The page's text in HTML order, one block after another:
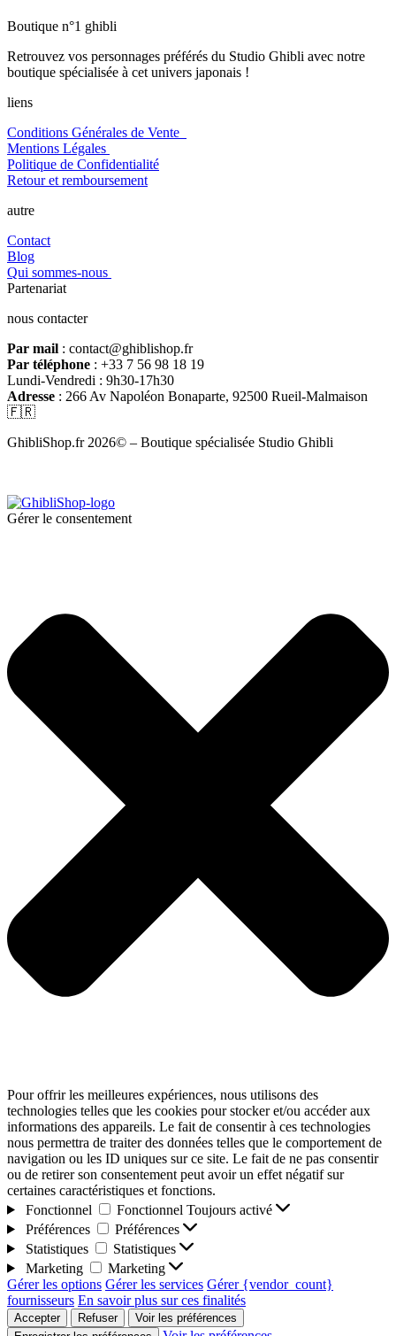
Boutique n°1 ghibli
Retrouvez vos personnages préférés du Studio Ghibli avec notre
boutique spécialisée à cet univers japonais !
liens
Conditions Générales de Vente
Mentions Légales
Politique de Confidentialité
Retour et remboursement
autre
Contact
Blog
Qui sommes-nous
Partenariat
nous contacter
Par mail : contact@ghiblishop.fr
Par téléphone : +33 7 56 98 18 19
Lundi-Vendredi : 9h30-17h30
Adresse : 266 Av Napoléon Bonaparte, 92500 Rueil-Malmaison
🇫🇷
GhibliShop.fr 2026© – Boutique spécialisée Studio Ghibli
Gérer le consentement
Pour offrir les meilleures expériences, nous utilisons des
technologies telles que les cookies pour stocker et/ou accéder aux
informations des appareils. Le fait de consentir à ces technologies
nous permettra de traiter des données telles que le comportement de
navigation ou les ID uniques sur ce site. Le fait de ne pas consentir
ou de retirer son consentement peut avoir un effet négatif sur
certaines caractéristiques et fonctions.
Fonctionnel
Fonctionnel Toujours activé
Préférences
Préférences
Statistiques
Statistiques
Marketing
Marketing
Gérer les options Gérer les services Gérer {vendor_count}
fournisseurs En savoir plus sur ces finalités
Accepter Refuser
Voir les préférences